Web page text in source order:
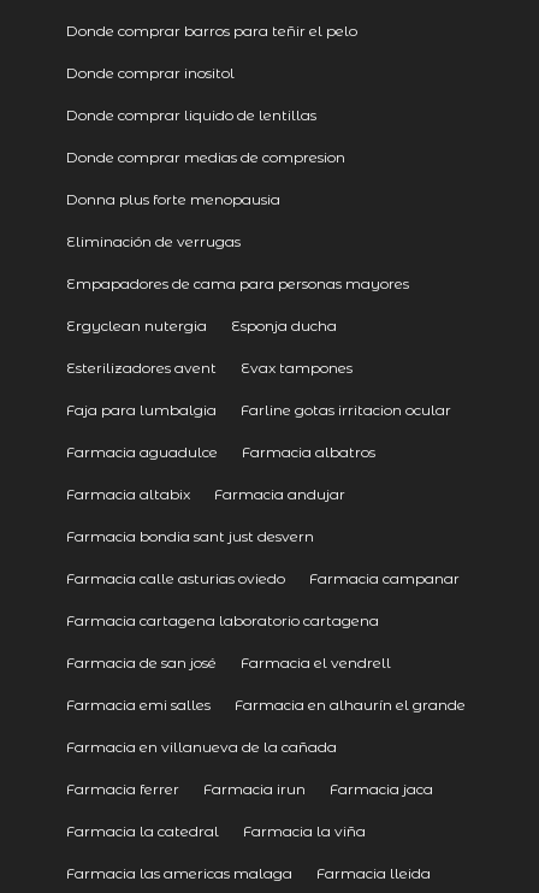
Donde comprar barros para teñir el pelo
Donde comprar inositol
Donde comprar liquido de lentillas
Donde comprar medias de compresion
Donna plus forte menopausia
Eliminación de verrugas
Empapadores de cama para personas mayores
Ergyclean nutergia Esponja ducha
Esterilizadores avent Evax tampones
Faja para lumbalgia Farline gotas irritacion ocular
Farmacia aguadulce Farmacia albatros
Farmacia altabix Farmacia andujar
Farmacia bondia sant just desvern
Farmacia calle asturias oviedo Farmacia campanar
Farmacia cartagena laboratorio cartagena
Farmacia de san josé Farmacia el vendrell
Farmacia emi salles Farmacia en alhaurín el grande
Farmacia en villanueva de la cañada
Farmacia ferrer Farmacia irun Farmacia jaca
Farmacia la catedral Farmacia la viña
Farmacia las americas malaga Farmacia lleida